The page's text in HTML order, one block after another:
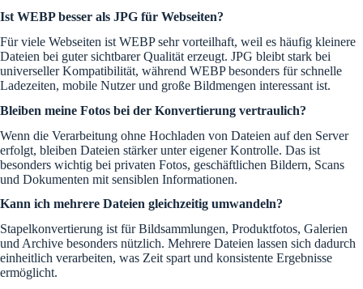
Ist WEBP besser als JPG für Webseiten?
Für viele Webseiten ist WEBP sehr vorteilhaft, weil es häufig kleinere
Dateien bei guter sichtbarer Qualität erzeugt. JPG bleibt stark bei
universeller Kompatibilität, während WEBP besonders für schnelle
Ladezeiten, mobile Nutzer und große Bildmengen interessant ist.
Bleiben meine Fotos bei der Konvertierung vertraulich?
Wenn die Verarbeitung ohne Hochladen von Dateien auf den Server
erfolgt, bleiben Dateien stärker unter eigener Kontrolle. Das ist
besonders wichtig bei privaten Fotos, geschäftlichen Bildern, Scans
und Dokumenten mit sensiblen Informationen.
Kann ich mehrere Dateien gleichzeitig umwandeln?
Stapelkonvertierung ist für Bildsammlungen, Produktfotos, Galerien
und Archive besonders nützlich. Mehrere Dateien lassen sich dadurch
einheitlich verarbeiten, was Zeit spart und konsistente Ergebnisse
ermöglicht.